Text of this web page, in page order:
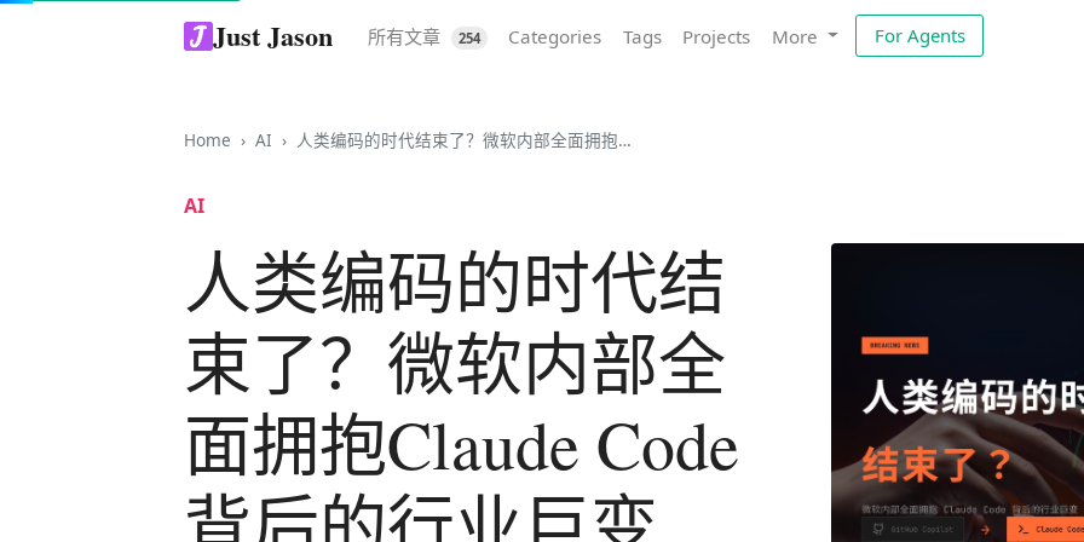
Just Jason 所有文章 254 Categories Tags Projects More For Agents
Home AI 人类编码的时代结束了？微软内部全面拥抱Claude Code背后的行业巨变
AI
人类编码的时代结
束了？微软内部全
面拥抱Claude Code